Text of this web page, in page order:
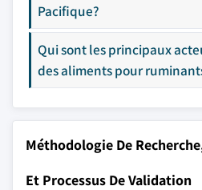
Pacifique?
Qui sont les principaux
des aliments pour
Méthodologie De
Et Processus De Validation